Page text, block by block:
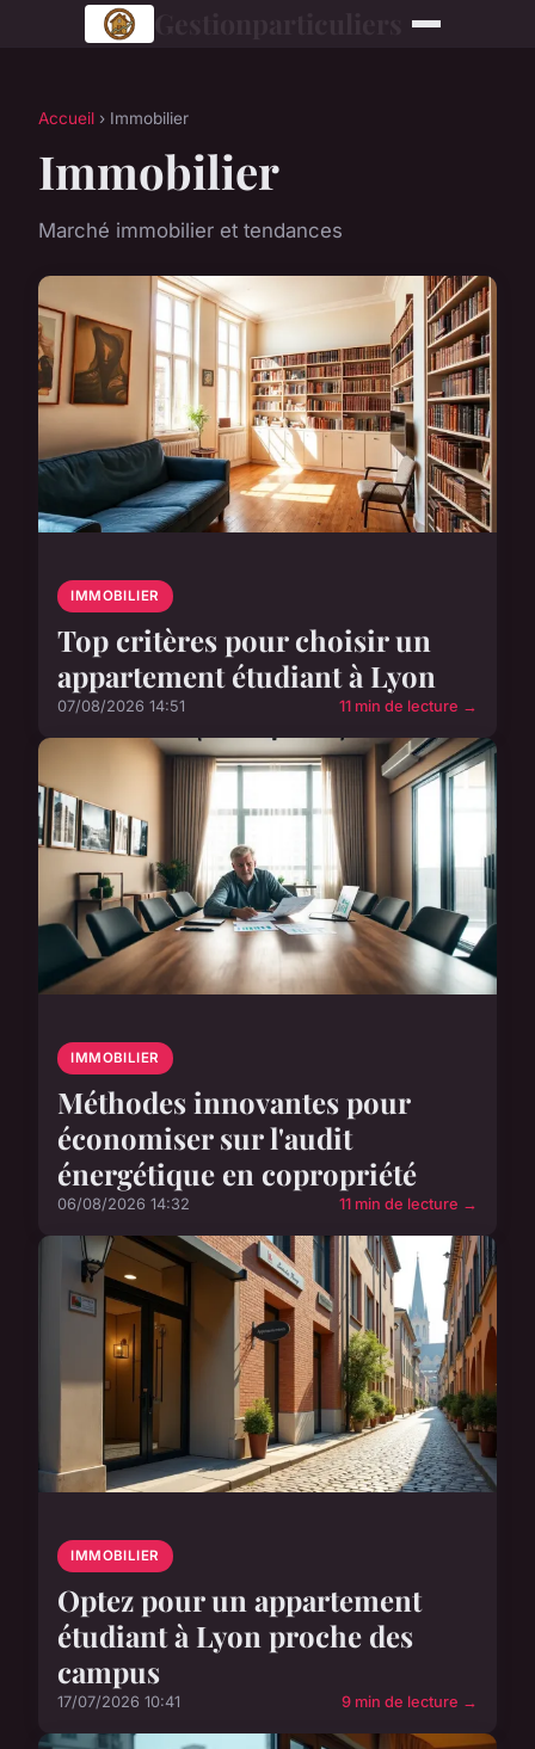
Accueil › Immobilier
Immobilier
Marché immobilier et tendances
IMMOBILIER
Top critères pour choisir un
appartement étudiant à Lyon
07/08/2026 14:51 11 min de lecture →
IMMOBILIER
Méthodes innovantes pour
économiser sur l'audit
énergétique en copropriété
06/08/2026 14:32 11 min de lecture →
IMMOBILIER
Optez pour un appartement
étudiant à Lyon proche des
campus
17/07/2026 10:41 9 min de lecture →